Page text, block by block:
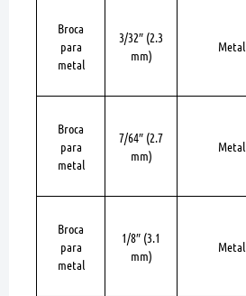
Broca
para
metal
3/32″ (2.3
mm)
Metal
Broca
para
metal
7/64″ (2.7
mm)
Metal
Broca
para
metal
1/8″ (3.1
mm)
Metal